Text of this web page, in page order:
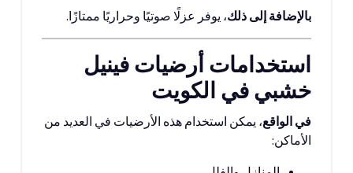
بالإضافة إلى ذلك، يوفر عزلًا صوتيًا وحراريًا ممتازًا.
استخدامات أرضيات فينيل
خشبي في الكويت
في الواقع، يمكن استخدام هذه الأرضيات في العديد من
الأماكن: